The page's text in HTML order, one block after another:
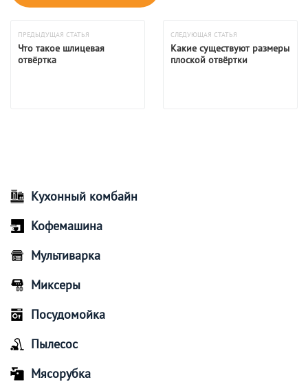
ПРЕДЫДУЩАЯ СТАТЬЯ
Что такое шлицевая
отвёртка
СЛЕДУЮЩАЯ СТАТЬЯ
Какие существуют размеры
плоской отвёртки
Кухонный комбайн
Кофемашина
Мультиварка
Миксеры
Посудомойка
Пылесос
Мясорубка